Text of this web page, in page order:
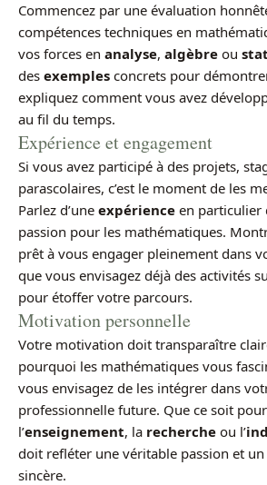
Commencez par une évaluation
compétences techniques en
vos forces en analyse, algèbre ou
des exemples concrets pour
expliquez comment vous avez
au fil du temps.
Expérience et engagement
Si vous avez participé à des projets,
parascolaires, c’est le moment de les
Parlez d’une expérience en particulier
passion pour les mathématiques.
prêt à vous engager pleinement dans
que vous envisagez déjà des activités
pour étoffer votre parcours.
Motivation personnelle
Votre motivation doit transparaître
pourquoi les mathématiques vous
vous envisagez de les intégrer dans
professionnelle future. Que ce soit
l’enseignement, la recherche ou l’
doit refléter une véritable passion et
sincère.